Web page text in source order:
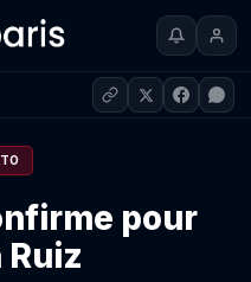
pour
Ruiz